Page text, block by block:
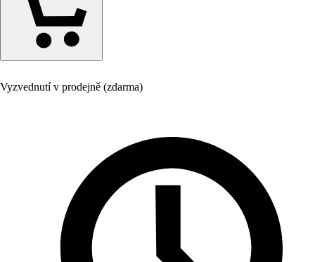
Vyzvednutí v prodejně (zdarma)